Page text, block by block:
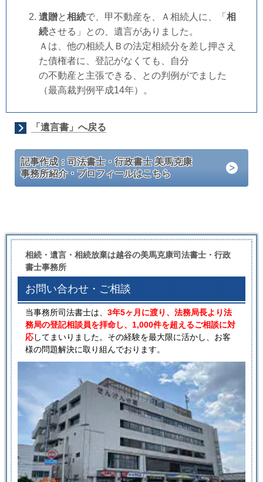
遺贈と相続で、甲不動産を、Ａ相続人に、「 相
続させる」との、遺言がありました。
Ａは、他の相続人Ｂの法定相続分を差し押さえ
た債権者に、登記がなくても、自分
の不動産と主張できる、との判例がでました
（最高裁判例平成14年）。
「遺言書」へ戻る
記事作成：司法書士・行政書士 美馬克康
事務所紹介・プロフィールはこちら
相続・遺言・相続放棄は越谷の美馬克康司法書士・行政
書士事務所
お問い合わせ・ご相談
当事務所司法書士は、 3年5ヶ月に渡り、法務局長より法
務局の登記相談員を拝命し、1,000件を超えるご相談に対
応してまいりました。その経験を最大限に活かし、お客
様の問題解決に取り組んでおります。